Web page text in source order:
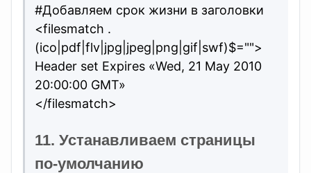
#Добавляем срок жизни в заголовки
<filesmatch .
(ico|pdf|flv|jpg|jpeg|png|gif|swf)$="">
Header set Expires «Wed, 21 May 2010
20:00:00 GMT»
</filesmatch>
11. Устанавливаем страницы
по-умолчанию